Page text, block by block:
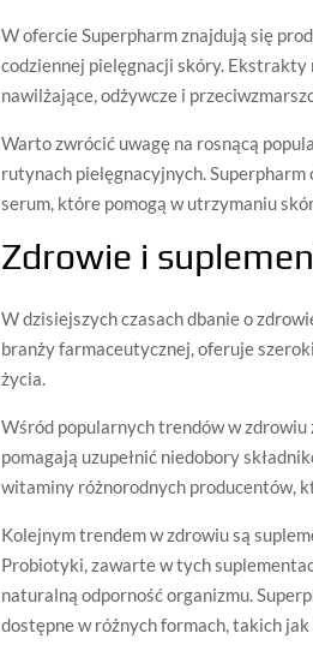
W ofercie Superpharm znajdują się
codziennej pielęgnacji skóry.
nawilżające, odżywcze i
Warto zwrócić uwagę na rosnącą
rutynach pielęgnacyjnych.
serum, które pomogą w utrzymaniu
Zdrowie i
W dzisiejszych czasach dbanie o
branży farmaceutycznej, oferuje
życia.
Wśród popularnych trendów w
pomagają uzupełnić niedobory
witaminy różnorodnych producentów,
Kolejnym trendem w zdrowiu są
Probiotyki, zawarte w tych
naturalną odporność organizmu.
dostępne w różnych formach, takich jak